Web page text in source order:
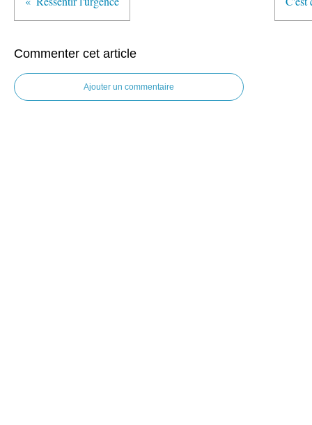
Commenter cet article
Ajouter un commentaire